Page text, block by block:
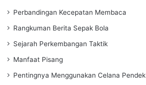
Perbandingan Kecepatan Membaca
Rangkuman Berita Sepak Bola
Sejarah Perkembangan Taktik
Manfaat Pisang
Pentingnya Menggunakan Celana Pendek